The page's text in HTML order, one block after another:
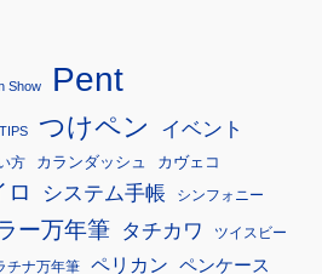
Show Pent
TIPS つけペン イベント
方 カランダッシュ カヴェコ
ロ システム手帳 シンフォニー
ー万年筆 タチカワ ツイスビー
チナ万年筆 ペリカン ペンケース